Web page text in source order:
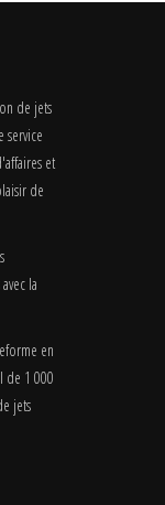
de jets
service
et
de
la
en
de 1 000
jets